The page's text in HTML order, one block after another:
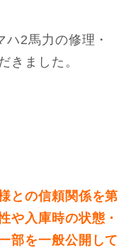
2馬力の修理・
きました。
との信頼関係を第
や入庫時の状態・
部を一般公開して